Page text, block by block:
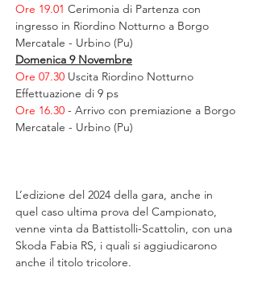
Ore 19.01 Cerimonia di Partenza con
ingresso in Riordino Notturno a Borgo
Mercatale - Urbino (Pu)
Domenica 9 Novembre
Ore 07.30 Uscita Riordino Notturno
Effettuazione di 9 ps
Ore 16.30 - Arrivo con premiazione a Borgo
Mercatale - Urbino (Pu)
L’edizione del 2024 della gara, anche in
quel caso ultima prova del Campionato,
venne vinta da Battistolli-Scattolin, con una
Skoda Fabia RS, i quali si aggiudicarono
anche il titolo tricolore.